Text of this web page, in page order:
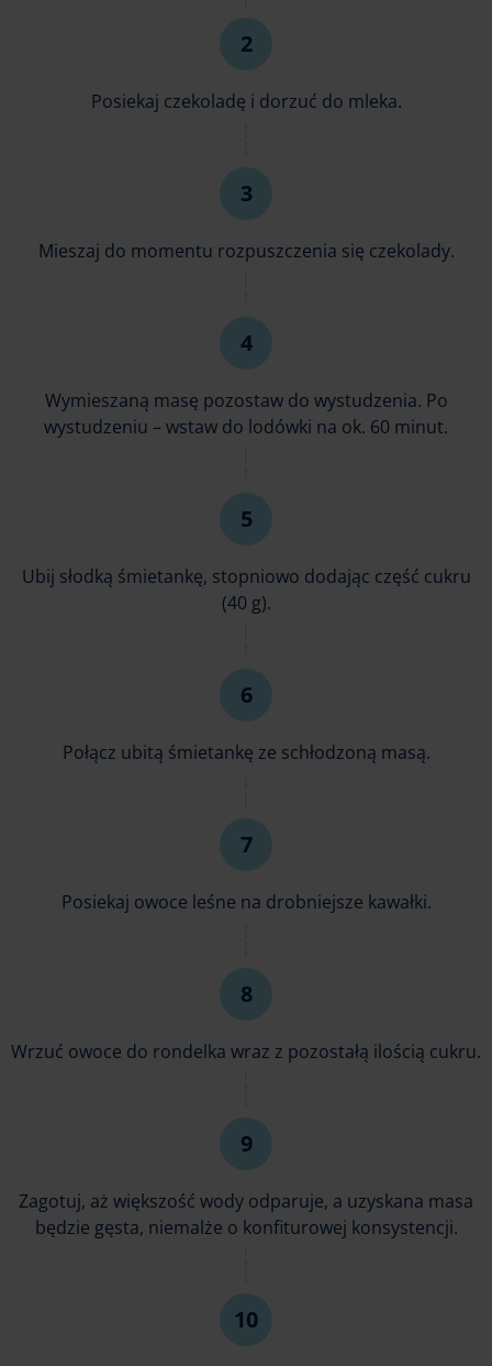
Posiekaj czekoladę i dorzuć do mleka.
Mieszaj do momentu rozpuszczenia się czekolady.
Wymieszaną masę pozostaw do wystudzenia. Po
wystudzeniu – wstaw do lodówki na ok. 60 minut.
Ubij słodką śmietankę, stopniowo dodając część cukru
(40 g).
Połącz ubitą śmietankę ze schłodzoną masą.
Posiekaj owoce leśne na drobniejsze kawałki.
Wrzuć owoce do rondelka wraz z pozostałą ilością cukru.
Zagotuj, aż większość wody odparuje, a uzyskana masa
będzie gęsta, niemalże o konfiturowej konsystencji.